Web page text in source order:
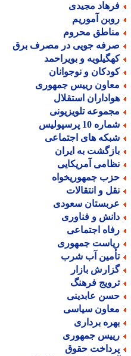
مجیدی
آموریم
محروم
جویی در مصرف برق
و بویراحمد
و نوجوانان
رییس جمهوری
استقلال
تلویزیونی
10 پرسپولیس
های اجتماعی
به ایران
آمریکایی
جمهوریخواه
و انتقالات
سعودی
و فناوری
اجتماعی
جمهوری
آب شرب
بازار
فرهنگ
عابدینی
سیاسی
برداری
جمهوری
حقوق